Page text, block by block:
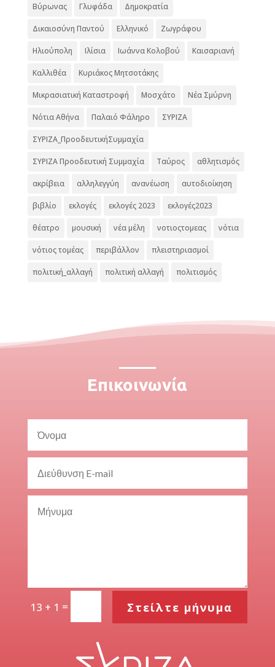
Βύρωνας Γλυφάδα Δημοκρατία
Δικαιοσύνη Παντού Ελληνικό Ζωγράφου
Ηλιούπολη Ιλίσια Ιωάννα Κολοβού Καισαριανή
Καλλιθέα Κυριάκος Μητσοτάκης
Μικρασιατική Καταστροφή Μοσχάτο Νέα Σμύρνη
Νότια Αθήνα Παλαιό Φάληρο ΣΥΡΙΖΑ
ΣΥΡΙΖΑ_ΠροοδευτικήΣυμμαχία
ΣΥΡΙΖΑ Προοδευτική Συμμαχία Ταύρος αθλητισμός
ακρίβεια αλληλεγγύη ανανέωση αυτοδιοίκηση
βιβλίο εκλογές εκλογές 2023 εκλογές2023
θέατρο μουσική νέα μέλη νοτιοςτομεας νότια
νότιος τομέας περιβάλλον πλειστηριασμοί
πολιτική_αλλαγή πολιτική αλλαγή πολιτισμός
Επικοινωνία
13 + 1 = Στείλτε μήνυμα